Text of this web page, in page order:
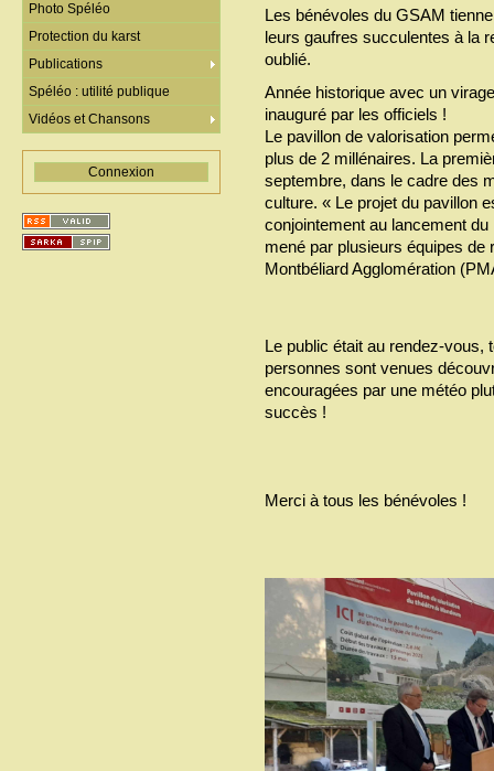
Les bénévoles du GSAM
leurs gaufres succulentes à la
oublié.
Année historique avec un
inauguré par les officiels !
Le pavillon de valorisation
plus de 2 millénaires. La
septembre, dans le cadre des
culture. « Le projet du pavillon
conjointement au lancement
mené par plusieurs équipes
Montbéliard Agglomération
Le public était au rendez-vous,
personnes sont venues
encouragées par une météo
succès !
Merci à tous les bénévoles !
Photo Spéléo
Protection du karst
Publications
Spéléo : utilité publique
Vidéos et Chansons
Connexion